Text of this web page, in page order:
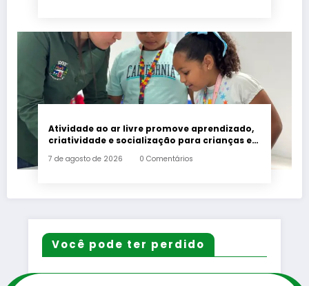
Atividade ao ar livre promove aprendizado,
criatividade e socialização para crianças e
7 de agosto de 2026 0 Comentários
Você pode ter perdido